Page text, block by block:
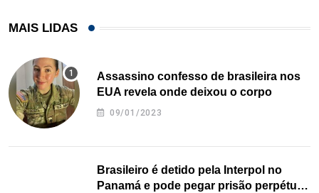
MAIS LIDAS
Assassino confesso de brasileira nos
EUA revela onde deixou o corpo
09/01/2023
Brasileiro é detido pela Interpol no
Panamá e pode pegar prisão perpétua